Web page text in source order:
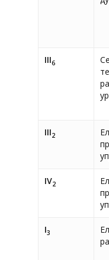
III6
III2
IV2
I3